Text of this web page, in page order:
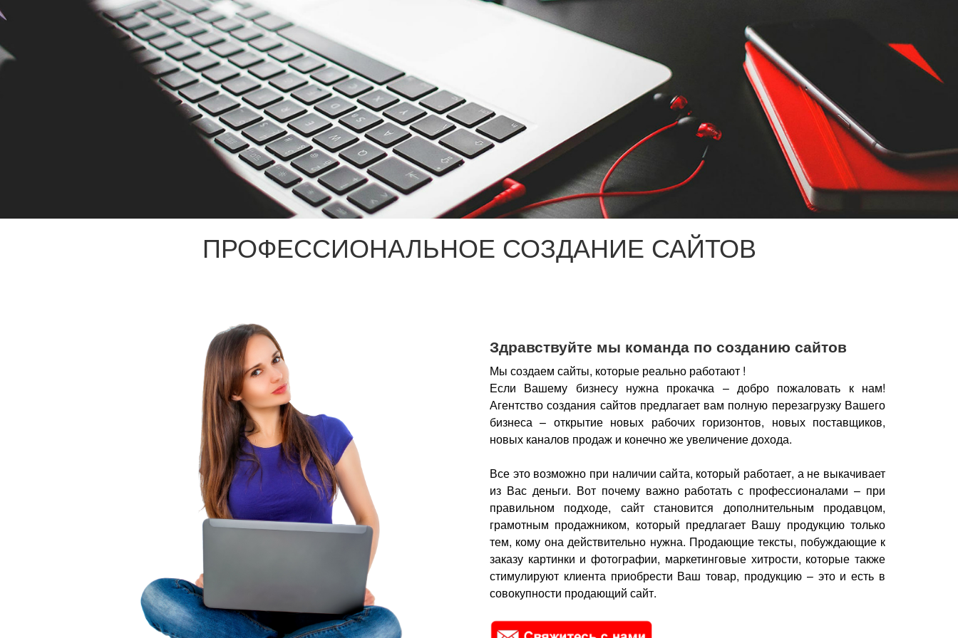
ПРОФЕССИОНАЛЬНОЕ СОЗДАНИЕ САЙТОВ
Здравствуйте мы команда по созданию сайтов
Мы создаем сайты, которые реально работают !
Если Вашему бизнесу нужна прокачка – добро пожаловать к нам!
Агентство создания сайтов предлагает вам полную перезагрузку Вашего
бизнеса – открытие новых рабочих горизонтов, новых поставщиков,
новых каналов продаж и конечно же увеличение дохода.
Все это возможно при наличии сайта, который работает, а не выкачивает
из Вас деньги. Вот почему важно работать с профессионалами – при
правильном подходе, сайт становится дополнительным продавцом,
грамотным продажником, который предлагает Вашу продукцию только
тем, кому она действительно нужна. Продающие тексты, побуждающие к
заказу картинки и фотографии, маркетинговые хитрости, которые также
стимулируют клиента приобрести Ваш товар, продукцию – это и есть в
совокупности продающий сайт.